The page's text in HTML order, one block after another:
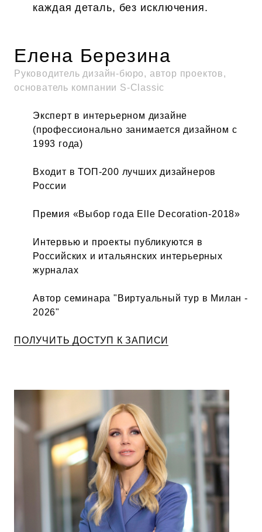
каждая деталь, без исключения.
Елена Березина
Руководитель дизайн-бюро, автор проектов,
основатель компании S-Classic
Эксперт в интерьерном дизайне
(профессионально занимается дизайном с
1993 года)
Входит в ТОП-200 лучших дизайнеров
России
Премия «Выбор года Elle Decoration-2018»
Интервью и проекты публикуются в
Российских и итальянских интерьерных
журналах
Автор семинара "Виртуальный тур в Милан -
2026"
ПОЛУЧИТЬ ДОСТУП К ЗАПИСИ